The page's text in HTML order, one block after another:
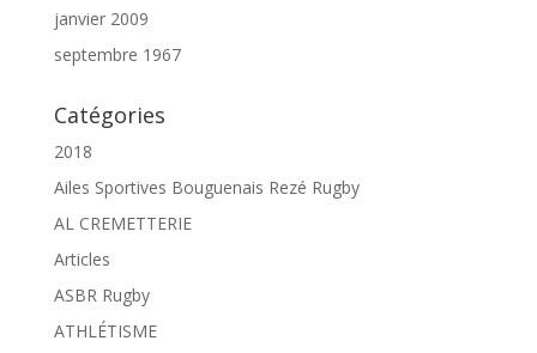
janvier 2009
septembre 1967
Catégories
2018
Ailes Sportives Bouguenais Rezé Rugby
AL CREMETTERIE
Articles
ASBR Rugby
ATHLÉTISME